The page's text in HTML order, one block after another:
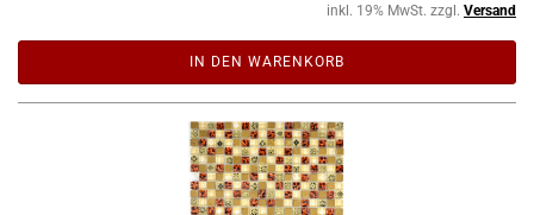
inkl. 19% MwSt. zzgl. Versand
IN DEN WARENKORB